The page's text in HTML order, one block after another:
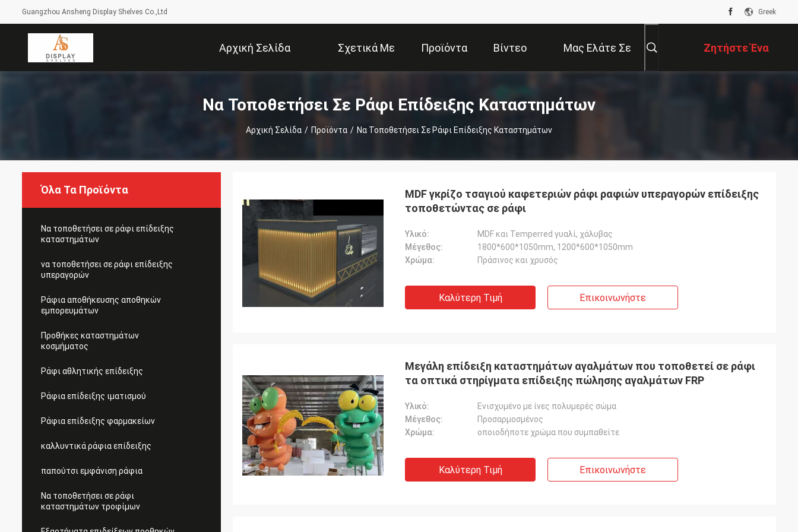
Guangzhou Ansheng Display Shelves Co.,Ltd Greek
Αρχική Σελίδα Σχετικά Με
Εμάς
Προϊόντα Βίντεο Μας Ελάτε Σε Ζητήστε Ένα
Απόσπασμα
Να Τοποθετήσει Σε Ράφι Επίδειξης Καταστημάτων
Αρχική Σελίδα / Προϊόντα / Να Τοποθετήσει Σε Ράφι Επίδειξης Καταστημάτων
Όλα Τα Προϊόντα
Να τοποθετήσει σε ράφι επίδειξης
καταστημάτων
να τοποθετήσει σε ράφι επίδειξης
υπεραγορών
Ράφια αποθήκευσης αποθηκών
εμπορευμάτων
Προθήκες καταστημάτων
κοσμήματος
Ράφι αθλητικής επίδειξης
Ράφια επίδειξης ιματισμού
Ράφια επίδειξης φαρμακείων
καλλυντικά ράφια επίδειξης
παπούτσι εμφάνιση ράφια
Να τοποθετήσει σε ράφι
καταστημάτων τροφίμων
MDF γκρίζο τσαγιού καφετεριών ράφι ραφιών υπεραγορών επίδειξης
τοποθετώντας σε ράφι
Υλικό:
MDF και Temperred γυαλί, χάλυβας
Μέγεθος:
1800*600*1050mm, 1200*600*1050mm
Χρώμα:
Πράσινος και χρυσός
Καλύτερη Τιμή Επικοινωνήστε
Μεγάλη επίδειξη καταστημάτων αγαλμάτων που τοποθετεί σε ράφι
τα οπτικά στηρίγματα επίδειξης πώλησης αγαλμάτων FRP
Υλικό:
Ενισχυμένο με ίνες πολυμερές σώμα
Μέγεθος:
Προσαρμοσμένος
Χρώμα:
οποιοδήποτε χρώμα που συμπαθείτε
Καλύτερη Τιμή Επικοινωνήστε